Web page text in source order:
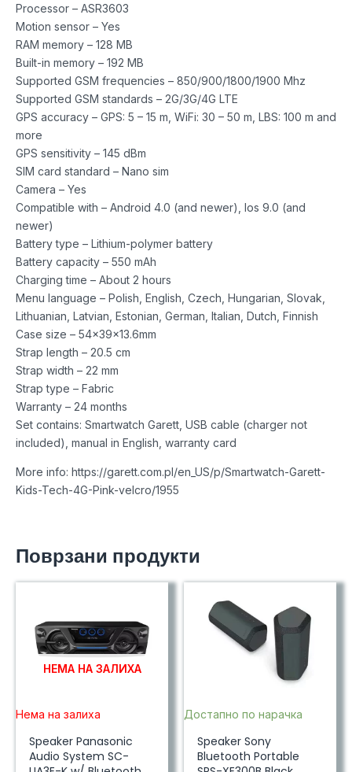
Processor – ASR3603
Motion sensor – Yes
RAM memory – 128 MB
Built-in memory – 192 MB
Supported GSM frequencies – 850/900/1800/1900 Mhz
Supported GSM standards – 2G/3G/4G LTE
GPS accuracy – GPS: 5 – 15 m, WiFi: 30 – 50 m, LBS: 100 m and
more
GPS sensitivity – 145 dBm
SIM card standard – Nano sim
Camera – Yes
Compatible with – Android 4.0 (and newer), Ios 9.0 (and
newer)
Battery type – Lithium-polymer battery
Battery capacity – 550 mAh
Charging time – About 2 hours
Menu language – Polish, English, Czech, Hungarian, Slovak,
Lithuanian, Latvian, Estonian, German, Italian, Dutch, Finnish
Case size – 54x39x13.6mm
Strap length – 20.5 cm
Strap width – 22 mm
Strap type – Fabric
Warranty – 24 months
Set contains: Smartwatch Garett, USB cable (charger not
included), manual in English, warranty card
More info: https://garett.com.pl/en_US/p/Smartwatch-Garett-
Kids-Tech-4G-Pink-velcro/1955
Поврзани продукти
НЕМА НА ЗАЛИХА
Нема на залиха
Speaker Panasonic
Audio System SC-
Достапно по нарачка
Speaker Sony
Bluetooth Portable